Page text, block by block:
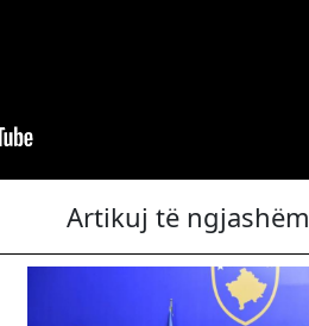
Artikuj të ngjashëm